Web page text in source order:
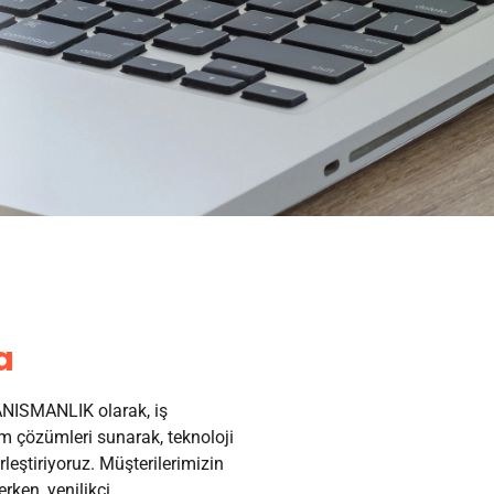
olarak, iş
çözümleri sunarak, teknoloji
Müşterilerimizin